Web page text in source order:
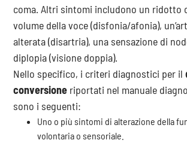
coma. Altri sintomi includono un ridotto
volume della voce (disfonia/afonia),
alterata (disartria), una sensazione di
diplopia (visione doppia).
Nello specifico, i criteri diagnostici per il
conversione riportati nel manuale
sono i seguenti:
Uno o più sintomi di alterazione della
volontaria o sensoriale.